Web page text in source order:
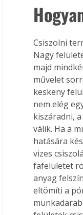
Okoselőfizetés
A Laptapiron
Ezermester, az
Extra és az
Timer lapszámai,
visszamenőleg is! A
innovatív, praktikus
megoldás a
magazinok digitális
számítógépen,
vagy táblagépen.
az otthonában,
nyaralás, pihenés
elérhetők
bármikor, akár
vagy dolgozva is
Csiszolni
Nagy
majd
művelet
keskeny
nem elég
kiszáradni,
válik. Ha a
hatására
vizes
fafelületet
anyag
eltömíti a